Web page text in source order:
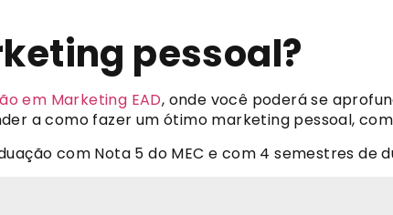
pessoal?
em Marketing EAD, onde você poderá se
a como fazer um ótimo marketing pessoal,
com Nota 5 do MEC e com 4 semestres de